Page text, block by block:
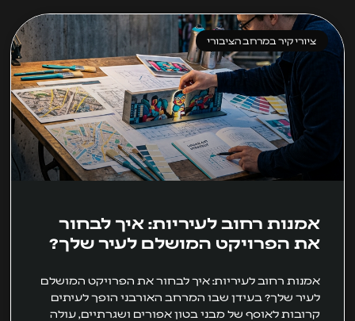
ציורי קיר במרחב הציבורי
אמנות רחוב לעיריות: איך לבחור
את הפרויקט המושלם לעיר שלך?
אמנות רחוב לעיריות: איך לבחור את הפרויקט המושלם
לעיר שלך? בעידן שבו המרחב האורבני הופך לעיתים
קרובות לאוסף של מבני בטון אפורים ושגרתיים, עולה